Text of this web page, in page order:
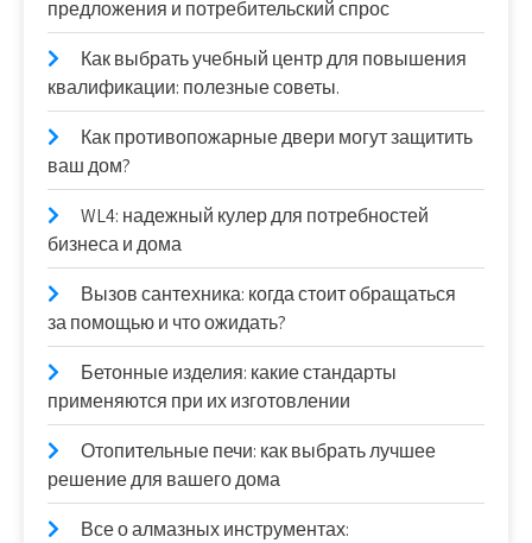
предложения и потребительский спрос
Как выбрать учебный центр для повышения
квалификации: полезные советы.
Как противопожарные двери могут защитить
ваш дом?
WL4: надежный кулер для потребностей
бизнеса и дома
Вызов сантехника: когда стоит обращаться
за помощью и что ожидать?
Бетонные изделия: какие стандарты
применяются при их изготовлении
Отопительные печи: как выбрать лучшее
решение для вашего дома
Все о алмазных инструментах: